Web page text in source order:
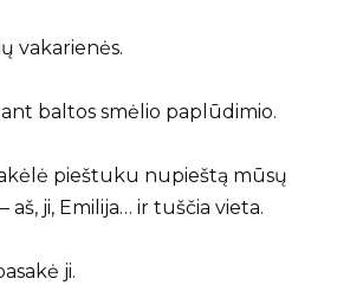
vakarienės.
baltos smėlio paplūdimio.
pieštuku nupieštą mūsų
aš, ji, Emilija… ir tuščia vieta.
ji.